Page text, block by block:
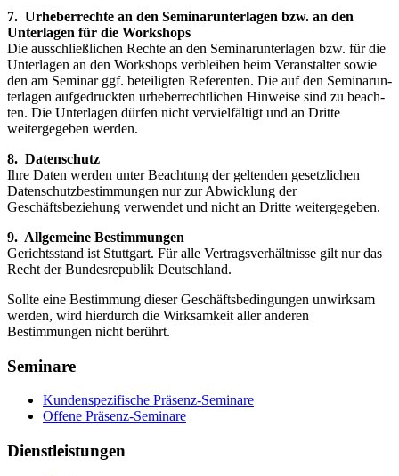
7. Urheberrechte an den Seminarunterlagen bzw. an den
Unterlagen für die Workshops
Die ausschließlichen Rechte an den Seminarunterlagen bzw. für die
Unterlagen an den Workshops verbleiben beim Veranstalter sowie
den am Seminar ggf. beteiligten Referenten. Die auf den Seminarun­
terlagen aufgedruckten urheberrechtlichen Hinweise sind zu beach­
ten. Die Unterlagen dürfen nicht vervielfältigt und an Dritte
weitergegeben werden.
8. Datenschutz
Ihre Daten werden unter Beachtung der geltenden gesetzlichen
Datenschutzbestimmungen nur zur Abwicklung der
Geschäftsbeziehung verwendet und nicht an Dritte weitergegeben.
9. Allgemeine Bestimmungen
Gerichtsstand ist Stuttgart. Für alle Vertragsverhältnisse gilt nur das
Recht der Bundesrepublik Deutschland.
Sollte eine Bestimmung dieser Geschäftsbedingungen unwirksam
werden, wird hierdurch die Wirksamkeit aller anderen
Bestimmungen nicht berührt.
Seminare
Kundenspezifische Präsenz-Seminare
Offene Präsenz-Seminare
Dienstleistungen